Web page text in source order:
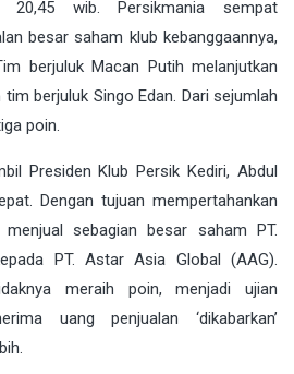
20,45 wib. Persikmania sempat
besar saham klub kebanggaannya,
berjuluk Macan Putih melanjutkan
berjuluk Singo Edan. Dari sejumlah
poin.
Presiden Klub Persik Kediri, Abdul
Dengan tujuan mempertahankan
sebagian besar saham PT.
PT. Astar Asia Global (AAG).
meraih poin, menjadi ujian
uang penjualan ‘dikabarkan’